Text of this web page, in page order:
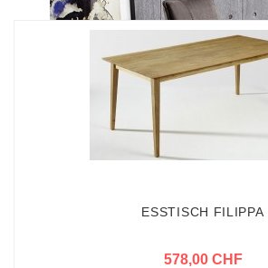
ESSTISCH FILIPPA
578,00 CHF